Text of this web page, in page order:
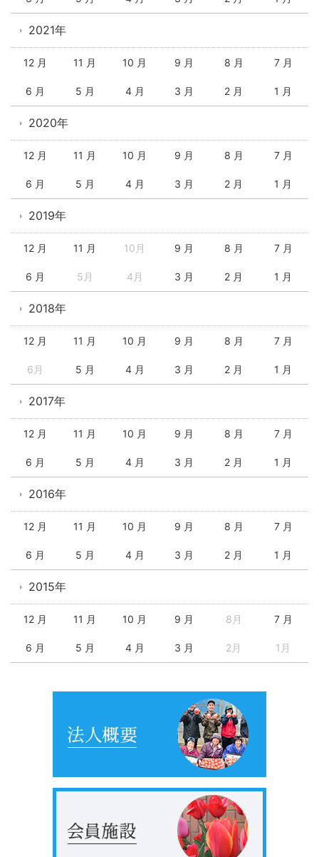
2021年
12 月 11 月 10 月 9 月 8 月 7 月
6 月 5 月 4 月 3 月 2 月 1 月
2020年
12 月 11 月 10 月 9 月 8 月 7 月
6 月 5 月 4 月 3 月 2 月 1 月
2019年
12 月 11 月 10月 9 月 8 月 7 月
6 月 5月 4月 3 月 2 月 1 月
2018年
12 月 11 月 10 月 9 月 8 月 7 月
6月 5 月 4 月 3 月 2 月 1 月
2017年
12 月 11 月 10 月 9 月 8 月 7 月
6 月 5 月 4 月 3 月 2 月 1 月
2016年
12 月 11 月 10 月 9 月 8 月 7 月
6 月 5 月 4 月 3 月 2 月 1 月
2015年
12 月 11 月 10 月 9 月 8月 7 月
6 月 5 月 4 月 3 月 2月 1月